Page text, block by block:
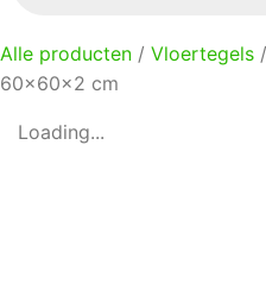
Alle producten / Vloertegels
60x60x2 cm
Loading...